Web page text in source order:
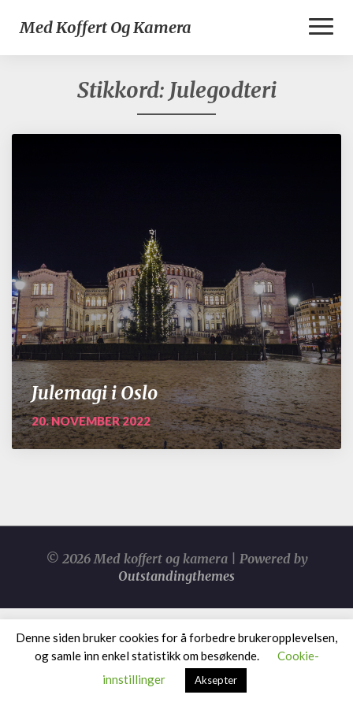
Med Koffert Og Kamera
Stikkord: Julegodteri
Julemagi i Oslo
20. NOVEMBER 2022
© 2026 Med koffert og kamera | Powered by
Outstandingthemes
Denne siden bruker cookies for å forbedre brukeropplevelsen,
og samle inn enkel statistikk om besøkende.
Cookie-
innstillinger
Aksepter